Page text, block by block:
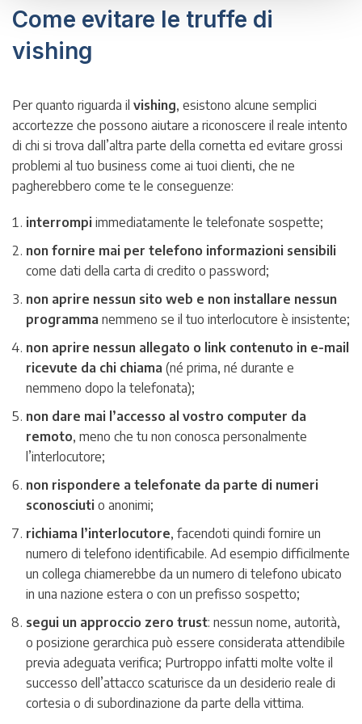
Come evitare le truffe di
vishing
Per quanto riguarda il vishing, esistono alcune semplici
accortezze che possono aiutare a riconoscere il reale intento
di chi si trova dall’altra parte della cornetta ed evitare grossi
problemi al tuo business come ai tuoi clienti, che ne
pagherebbero come te le conseguenze:
interrompi immediatamente le telefonate sospette;
non fornire mai per telefono informazioni sensibili
come dati della carta di credito o password;
non aprire nessun sito web e non installare nessun
programma nemmeno se il tuo interlocutore è insistente;
non aprire nessun allegato o link contenuto in e-mail
ricevute da chi chiama (né prima, né durante e
nemmeno dopo la telefonata);
non dare mai l’accesso al vostro computer da
remoto, meno che tu non conosca personalmente
l’interlocutore;
non rispondere a telefonate da parte di numeri
sconosciuti o anonimi;
richiama l’interlocutore, facendoti quindi fornire un
numero di telefono identificabile. Ad esempio difficilmente
un collega chiamerebbe da un numero di telefono ubicato
in una nazione estera o con un prefisso sospetto;
segui un approccio zero trust: nessun nome, autorità,
o posizione gerarchica può essere considerata attendibile
previa adeguata verifica; Purtroppo infatti molte volte il
successo dell’attacco scaturisce da un desiderio reale di
cortesia o di subordinazione da parte della vittima.